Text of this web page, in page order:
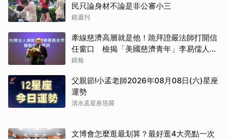
民只論身材不論是非公審小三
鏡週刊
牽線慈濟高層就是他！跪拜證嚴法師打開信
任窗口 檢揭「美國慈濟青年」李易儒人脈
網絡
鏡報
父親節!小孟老師2026年08月08日(六)星座
運勢
清水孟星座塔羅
文博會怎麼逛最划算？最好逛4大亮點一次